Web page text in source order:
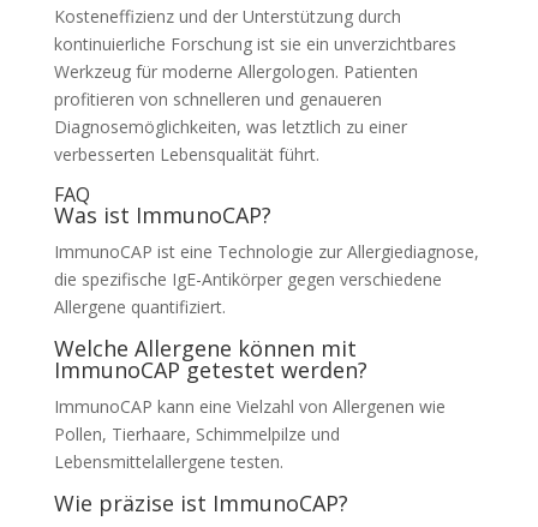
Kosteneffizienz und der Unterstützung durch
kontinuierliche Forschung ist sie ein unverzichtbares
Werkzeug für moderne Allergologen. Patienten
profitieren von schnelleren und genaueren
Diagnosemöglichkeiten, was letztlich zu einer
verbesserten Lebensqualität führt.
FAQ
Was ist ImmunoCAP?
ImmunoCAP ist eine Technologie zur Allergiediagnose,
die spezifische IgE-Antikörper gegen verschiedene
Allergene quantifiziert.
Welche Allergene können mit
ImmunoCAP getestet werden?
ImmunoCAP kann eine Vielzahl von Allergenen wie
Pollen, Tierhaare, Schimmelpilze und
Lebensmittelallergene testen.
Wie präzise ist ImmunoCAP?